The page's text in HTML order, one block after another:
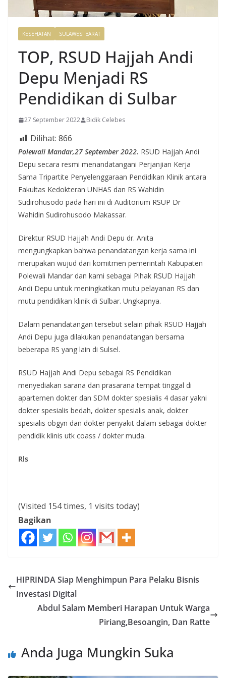
KESEHATAN SULAWESI BARAT
TOP, RSUD Hajjah Andi
Depu Menjadi RS
Pendidikan di Sulbar
27 September 2022 Bidik Celebes
Dilihat: 866
Polewali Mandar,27 September 2022. RSUD Hajjah Andi
Depu secara resmi menandatangani Perjanjian Kerja
Sama Tripartite Penyelenggaraan Pendidikan Klinik antara
Fakultas Kedokteran UNHAS dan RS Wahidin
Sudirohusodo pada hari ini di Auditorium RSUP Dr
Wahidin Sudirohusodo Makassar.
Direktur RSUD Hajjah Andi Depu dr. Anita
mengungkapkan bahwa penandatangan kerja sama ini
merupakan wujud dari komitmen pemerintah Kabupaten
Polewali Mandar dan kami sebagai Pihak RSUD Hajjah
Andi Depu untuk meningkatkan mutu pelayanan RS dan
mutu pendidikan klinik di Sulbar. Ungkapnya.
Dalam penandatangan tersebut selain pihak RSUD Hajjah
Andi Depu juga dilakukan penandatangan bersama
beberapa RS yang lain di Sulsel.
RSUD Hajjah Andi Depu sebagai RS Pendidikan
menyediakan sarana dan prasarana tempat tinggal di
apartemen dokter dan SDM dokter spesialis 4 dasar yakni
dokter spesialis bedah, dokter spesialis anak, dokter
spesialis obgyn dan dokter penyakit dalam sebagai dokter
pendidik klinis utk coass / dokter muda.
Rls
(Visited 154 times, 1 visits today)
Bagikan
HIPRINDA Siap Menghimpun Para Pelaku Bisnis
Investasi Digital
Abdul Salam Memberi Harapan Untuk Warga
Piriang,Besoangin, Dan Ratte
Anda Juga Mungkin Suka